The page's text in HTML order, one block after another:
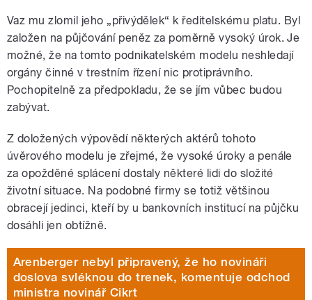
Vaz mu zlomil jeho „přivýdělek“ k ředitelskému platu. Byl
založen na půjčování peněz za poměrně vysoký úrok. Je
možné, že na tomto podnikatelském modelu neshledají
orgány činné v trestním řízení nic protiprávního.
Pochopitelně za předpokladu, že se jím vůbec budou
zabývat.
Z doložených výpovědí některých aktérů tohoto
úvěrového modelu je zřejmé, že vysoké úroky a penále
za opožděné splácení dostaly některé lidi do složité
životní situace. Na podobné firmy se totiž většinou
obracejí jedinci, kteří by u bankovních institucí na půjčku
dosáhli jen obtížně.
Arenberger nebyl připravený, že ho novináři
doslova svléknou do trenek, komentuje odchod
ministra novinář Cikrt